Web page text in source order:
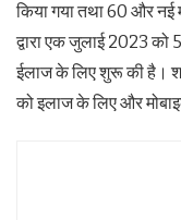
किया गया तथा 60 और
द्वारा एक जुलाई 2023 को
ईलाज के लिए शुरू की है।
को इलाज के लिए और